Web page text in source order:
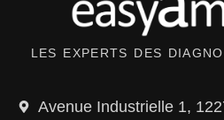
LES EXPERTS DES
Avenue Industrielle 1,